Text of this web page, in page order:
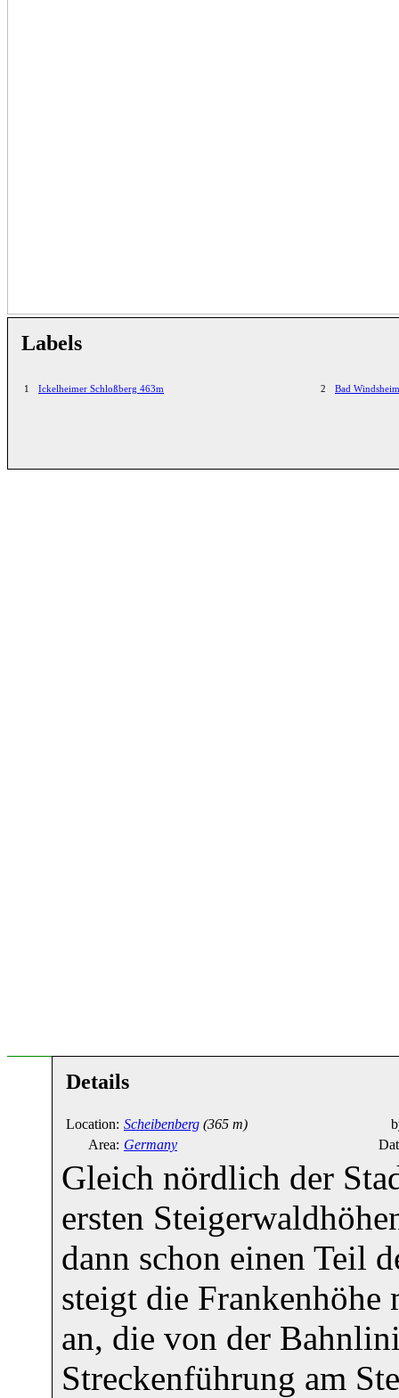
Labels
1 Ickelheimer Schloßberg 463m 2 Bad Windsheim
Details
Location: Scheibenberg (365 m)
Area: Germany
Gleich nördlich der
ersten
dann schon einen Teil
steigt die
an, die von der
Streckenführung am